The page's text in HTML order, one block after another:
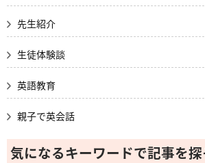
先生紹介
生徒体験談
英語教育
親子で英会話
気になるキーワードで記事を探